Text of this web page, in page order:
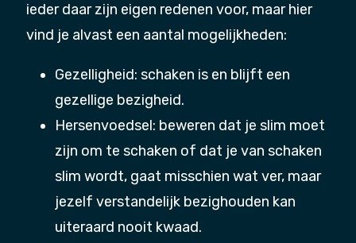
ieder daar zijn eigen redenen voor, maar hier
vind je alvast een aantal mogelijkheden:
Gezelligheid: schaken is en blijft een
gezellige bezigheid.
Hersenvoedsel: beweren dat je slim moet
zijn om te schaken of dat je van schaken
slim wordt, gaat misschien wat ver, maar
jezelf verstandelijk bezighouden kan
uiteraard nooit kwaad.